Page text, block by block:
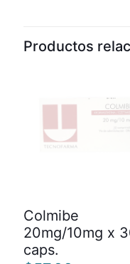
Productos
Colmibe
20mg/10mg x
caps.